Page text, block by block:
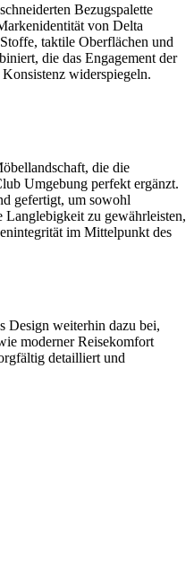
Bezugspalette
von Delta
taktile Oberflächen und
die das Engagement der
widerspiegeln.
die die
Umgebung perfekt ergänzt.
gefertigt, um sowohl
Langlebigkeit zu gewährleisten,
im Mittelpunkt des
Design weiterhin dazu bei,
moderner Reisekomfort
detailliert und